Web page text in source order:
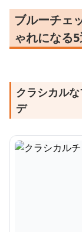
ブルーチェ
ゃれになる
クラシカル
デ